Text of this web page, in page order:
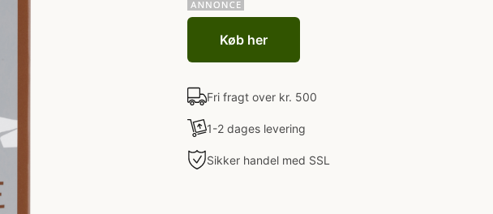
Køb her
Fri fragt over kr. 500
1-2 dages levering
Sikker handel med SSL